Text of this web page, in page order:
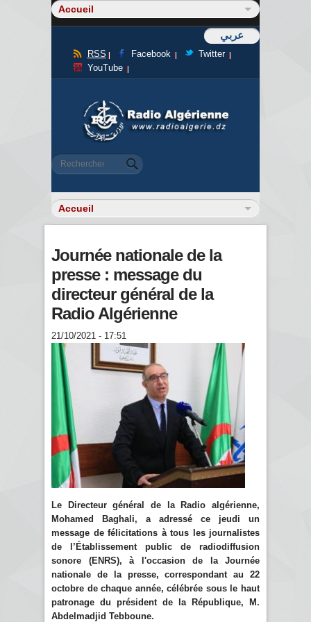
عربي
RSS Facebook
Twitter
YouTube
Formulaire de recherche
Rechercher
Journée nationale de la
presse : message du
directeur général de la
Radio Algérienne
21/10/2021 - 17:51
Le Directeur général de la Radio algérienne,
Mohamed Baghali, a adressé ce jeudi un
message de félicitations à tous les journalistes
de l’Établissement public de radiodiffusion
sonore (ENRS), à l'occasion de la Journée
nationale de la presse, correspondant au 22
octobre de chaque année, célébrée sous le haut
patronage du président de la République, M.
Abdelmadjid Tebboune.